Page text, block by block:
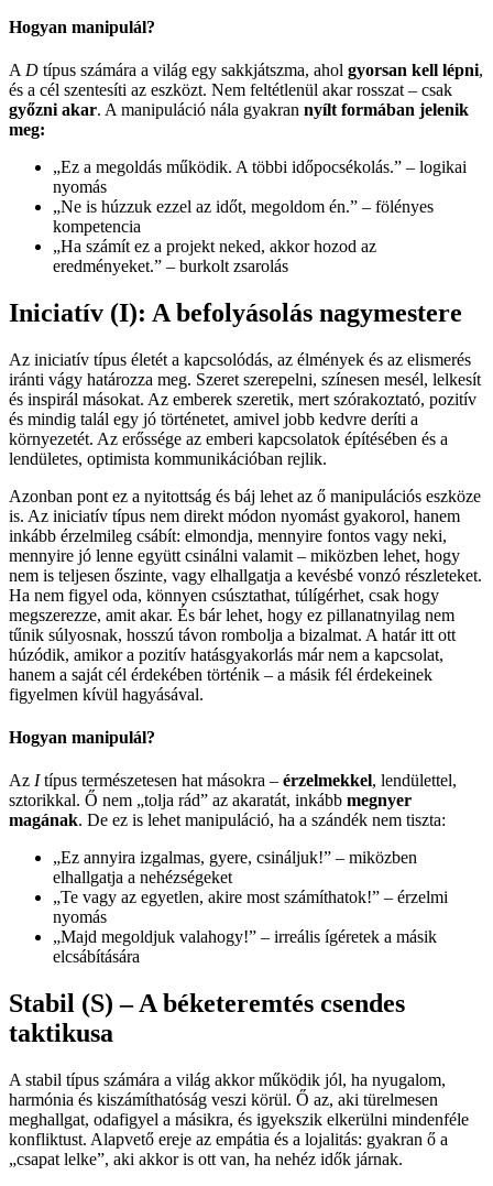
Hogyan manipulál?
A D típus számára a világ egy sakkjátszma, ahol gyorsan kell lépni,
és a cél szentesíti az eszközt. Nem feltétlenül akar rosszat – csak
győzni akar. A manipuláció nála gyakran nyílt formában jelenik
meg:
„Ez a megoldás működik. A többi időpocsékolás.” – logikai
nyomás
„Ne is húzzuk ezzel az időt, megoldom én.” – fölényes
kompetencia
„Ha számít ez a projekt neked, akkor hozod az
eredményeket.” – burkolt zsarolás
Iniciatív (I): A befolyásolás nagymestere
Az iniciatív típus életét a kapcsolódás, az élmények és az elismerés
iránti vágy határozza meg. Szeret szerepelni, színesen mesél, lelkesít
és inspirál másokat. Az emberek szeretik, mert szórakoztató, pozitív
és mindig talál egy jó történetet, amivel jobb kedvre deríti a
környezetét. Az erőssége az emberi kapcsolatok építésében és a
lendületes, optimista kommunikációban rejlik.
Azonban pont ez a nyitottság és báj lehet az ő manipulációs eszköze
is. Az iniciatív típus nem direkt módon nyomást gyakorol, hanem
inkább érzelmileg csábít: elmondja, mennyire fontos vagy neki,
mennyire jó lenne együtt csinálni valamit – miközben lehet, hogy
nem is teljesen őszinte, vagy elhallgatja a kevésbé vonzó részleteket.
Ha nem figyel oda, könnyen csúsztathat, túlígérhet, csak hogy
megszerezze, amit akar. És bár lehet, hogy ez pillanatnyilag nem
tűnik súlyosnak, hosszú távon rombolja a bizalmat. A határ itt ott
húzódik, amikor a pozitív hatásgyakorlás már nem a kapcsolat,
hanem a saját cél érdekében történik – a másik fél érdekeinek
figyelmen kívül hagyásával.
Hogyan manipulál?
Az Itípus természetesen hat másokra – érzelmekkel, lendülettel,
sztorikkal. Ő nem „tolja rád” az akaratát, inkább megnyer
magának. De ez is lehet manipuláció, ha a szándék nem tiszta:
„Ez annyira izgalmas, gyere, csináljuk!” – miközben
elhallgatja a nehézségeket
„Te vagy az egyetlen, akire most számíthatok!” – érzelmi
nyomás
„Majd megoldjuk valahogy!” – irreális ígéretek a másik
elcsábítására
Stabil (S) – A béketeremtés csendes
taktikusa
A stabil típus számára a világ akkor működik jól, ha nyugalom,
harmónia és kiszámíthatóság veszi körül. Ő az, aki türelmesen
meghallgat, odafigyel a másikra, és igyekszik elkerülni mindenféle
konfliktust. Alapvető ereje az empátia és a lojalitás: gyakran ő a
„csapat lelke”, aki akkor is ott van, ha nehéz idők járnak.